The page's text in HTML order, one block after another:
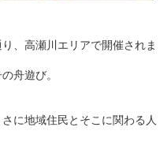
、高瀬川エリアで開催されま
舟遊び。
に地域住民とそこに関わる人